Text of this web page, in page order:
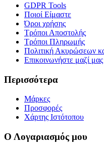
GDPR Tools
Ποιοί Είμαστε
Όροι χρήσης
Τρόποι Αποστολής
Τρόποι Πληρωμής
Πολιτική Ακυρώσεων
Επικοινωνήστε μαζί μας
Περισσότερα
Μάρκες
Προσφορές
Χάρτης Ιστότοπου
Ο Λογαριασμός μου